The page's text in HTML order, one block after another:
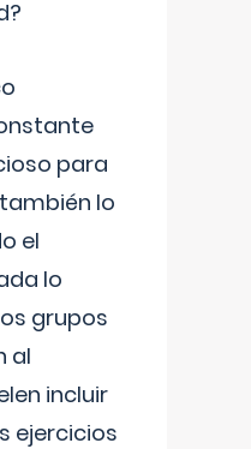
para
lo
el
lo
grupos
al
incluir
ejercicios